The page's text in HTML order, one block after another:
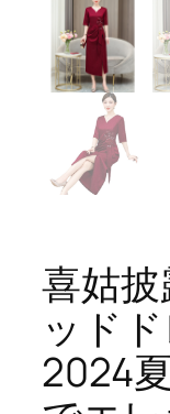
喜姑
ッド
2024